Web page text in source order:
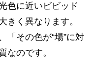
色に近いビビッド
きく異なります。
「その色が“場”に対
なのです。